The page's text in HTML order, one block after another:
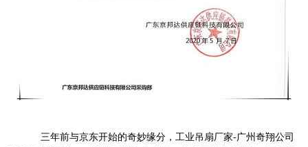
三年前与京东开始的奇妙缘分，工业吊扇厂家-广州奇翔公司